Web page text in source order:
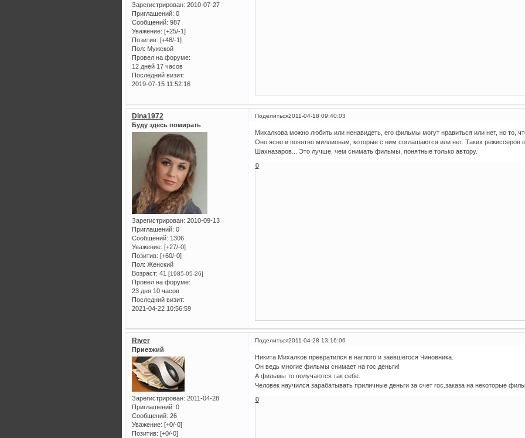
Зарегистрирован: 2010-07-27
Приглашений: 0
Сообщений: 987
Уважение: [+25/-1]
Позитив: [+48/-1]
Пол: Мужской
Провел на форуме:
12 дней 17 часов
Последний визит:
2019-07-15 11:52:16
Поделиться2011-04-18 09:40:03
Dina1972
Буду здесь помирать
Зарегистрирован: 2010-09-13
Приглашений: 0
Сообщений: 1306
Уважение: [+27/-0]
Позитив: [+60/-0]
Пол: Женский
Возраст: 41 [1985-05-26]
Провел на форуме:
23 дня 10 часов
Последний визит:
2021-04-22 10:56:59
Михалкова можно любить или ненавидеть, его фильмы могут нравиться или нет, но то,
Оно ясно и понятно миллионам, которые с ним соглашаются или нет. Таких режиссеров
Шахназаров... Это лучше, чем снимать фильмы, понятные только автору.
0
Поделиться2011-04-28 13:16:06
River
Приезжий
Зарегистрирован: 2011-04-28
Приглашений: 0
Сообщений: 26
Уважение: [+0/-0]
Позитив: [+0/-0]
Никита Михалков превратился в наглого и заевшегося Чиновника.
Он ведь многие фильмы снимает на гос.деньги!
А фильмы то получаются так себе.
Человек научился зарабатывать приличные деньги за счет гос.заказа на некоторые
0